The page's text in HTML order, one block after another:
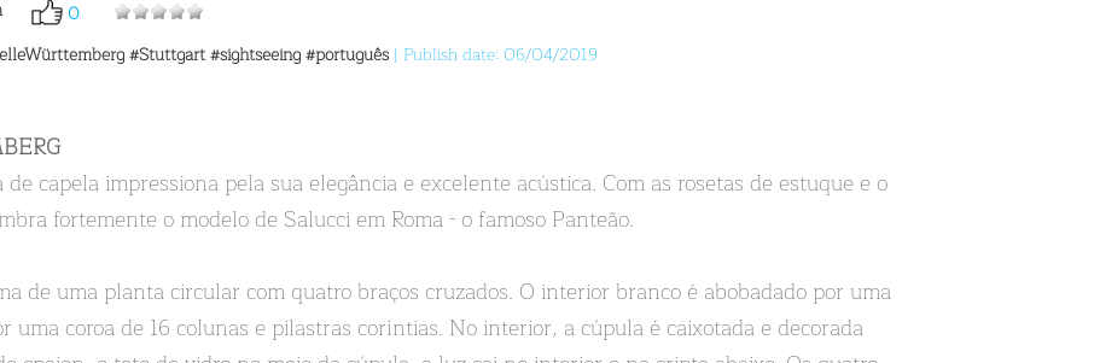
0
#Stuttgart#sightseeing#português | Publish date: 06/04/2019
capela impressiona pela sua elegância e excelente acústica. Com as rosetas de estuque e o
fortemente o modelo de Salucci em Roma - o famoso Panteão.
de uma planta circular com quatro braços cruzados. O interior branco é abobadado por uma
coroa de 16 colunas e pilastras coríntias. No interior, a cúpula é caixotada e decorada